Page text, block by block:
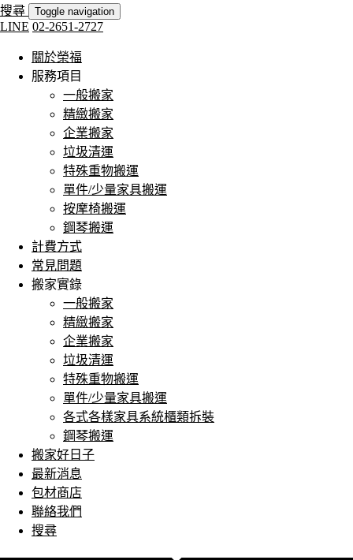
搜尋 Toggle navigation
LINE 02-2651-2727
關於榮福
服務項目
一般搬家
精緻搬家
企業搬家
垃圾清運
特殊重物搬運
單件/少量家具搬運
按摩椅搬運
鋼琴搬運
計費方式
常見問題
搬家實錄
一般搬家
精緻搬家
企業搬家
垃圾清運
特殊重物搬運
單件/少量家具搬運
各式各樣家具系統櫃類拆裝
鋼琴搬運
搬家好日子
最新消息
包材商店
聯絡我們
搜尋